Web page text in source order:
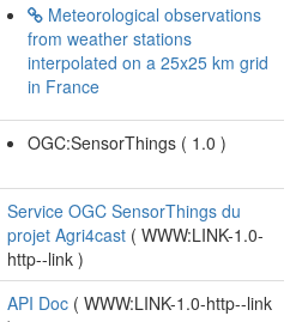
Meteorological observations
from weather stations
interpolated on a 25x25 km grid
in France
OGC:SensorThings ( 1.0 )
Service OGC SensorThings du
projet Agri4cast ( WWW:LINK-1.0-
http--link )
API Doc ( WWW:LINK-1.0-http--link